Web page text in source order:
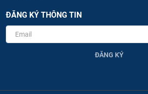
ĐĂNG KÝ THÔNG TIN
ĐĂNG KÝ